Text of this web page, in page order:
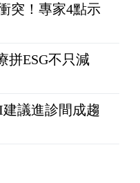
突！專家4點示
拼ESG不只減
議進診間成趨